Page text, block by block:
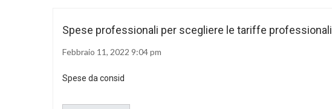
Spese professionali per scegliere le tariffe professionali
Febbraio 11, 2022 9:04 pm
Spese da consid